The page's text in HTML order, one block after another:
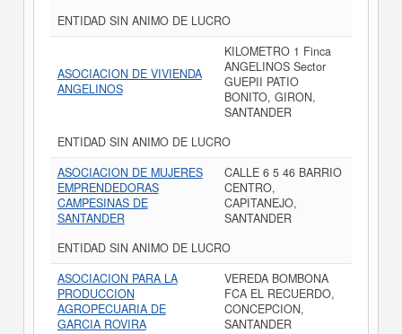
ENTIDAD SIN ANIMO DE LUCRO
ASOCIACION DE VIVIENDA
ANGELINOS
KILOMETRO 1 Finca
ANGELINOS Sector
GUEPII PATIO
BONITO, GIRON,
SANTANDER
ENTIDAD SIN ANIMO DE LUCRO
ASOCIACION DE MUJERES
EMPRENDEDORAS
CAMPESINAS DE
SANTANDER
CALLE 6 5 46 BARRIO
CENTRO,
CAPITANEJO,
SANTANDER
ENTIDAD SIN ANIMO DE LUCRO
ASOCIACION PARA LA
PRODUCCION
AGROPECUARIA DE
GARCIA ROVIRA
VEREDA BOMBONA
FCA EL RECUERDO,
CONCEPCION,
SANTANDER